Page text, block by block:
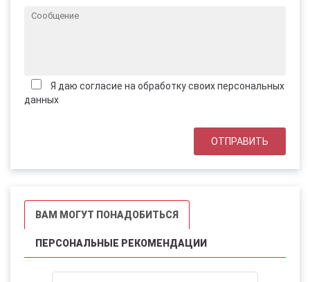
Я даю согласие на обработку своих персональных
данных
ВАМ МОГУТ ПОНАДОБИТЬСЯ
ПЕРСОНАЛЬНЫЕ РЕКОМЕНДАЦИИ